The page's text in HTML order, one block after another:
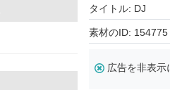
タイトル: DJ
素材のID: 154775
広告を非表示